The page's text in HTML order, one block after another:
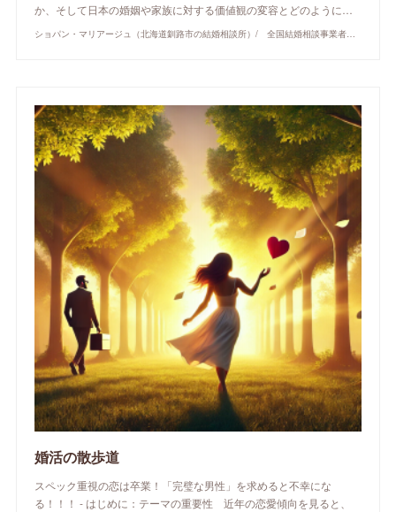
か、そして日本の婚姻や家族に対する価値観の変容とどのように…
ショパン・マリアージュ（北海道釧路市の結婚相談所）/ 全国結婚相談事業者連盟正規加盟店 / cherry-piano.com
婚活の散歩道
スペック重視の恋は卒業！「完璧な男性」を求めると不幸にな
る！！！ - はじめに：テーマの重要性 近年の恋愛傾向を見ると、